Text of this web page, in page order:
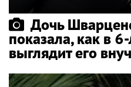
Дочь
показала, как в
выглядит его